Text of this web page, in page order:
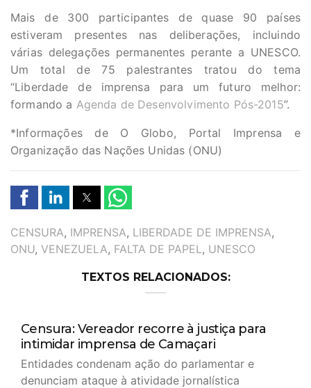
Mais de 300 participantes de quase 90 países
estiveram presentes nas deliberações, incluindo
várias delegações permanentes perante a UNESCO.
Um total de 75 palestrantes tratou do tema
“Liberdade de imprensa para um futuro melhor:
formando a Agenda de Desenvolvimento Pós-2015”.
*Informações de O Globo, Portal Imprensa e
Organização das Nações Unidas (ONU)
TAGS
CENSURA, IMPRENSA, LIBERDADE DE IMPRENSA,
ONU, VENEZUELA, FALTA DE PAPEL, UNESCO
TEXTOS RELACIONADOS:
Censura: Vereador recorre à justiça para
intimidar imprensa de Camaçari
Entidades condenam ação do parlamentar e
denunciam ataque à atividade jornalística